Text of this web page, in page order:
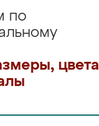
по
цвета